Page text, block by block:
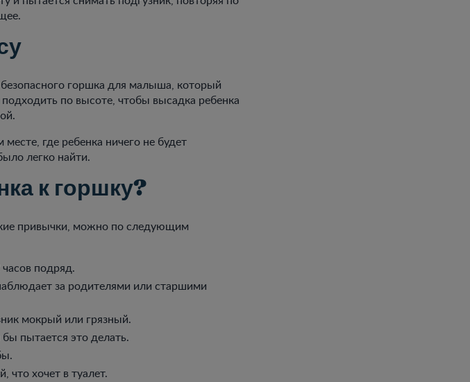
горшка для малыша, который
по высоте, чтобы высадка ребенка
где ребенка ничего не будет
легко найти.
к горшку?
привычки, можно по следующим
подряд.
за родителями или старшими
мокрый или грязный.
пытается это делать.
хочет в туалет.